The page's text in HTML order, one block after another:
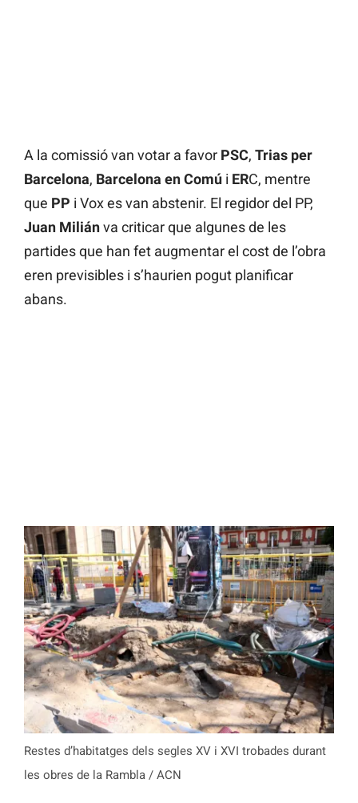
A la comissió van votar a favor PSC, Trias per
Barcelona, Barcelona en Comú i ERC, mentre
que PP i Vox es van abstenir. El regidor del PP,
Juan Miliánva criticar que algunes de les
partides que han fet augmentar el cost de l’obra
eren previsibles i s’haurien pogut planificar
abans.
Restes d’habitatges dels segles XV i XVI trobades durant
les obres de la Rambla / ACN